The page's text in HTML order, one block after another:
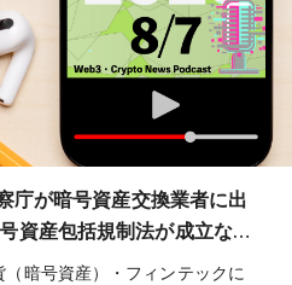
庁が暗号資産交換業者に出
資産包括規制法が成立な…
暗号資産）・フィンテックに